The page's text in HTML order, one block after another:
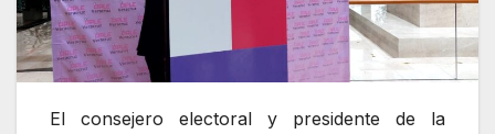
El consejero electoral y presidente de la